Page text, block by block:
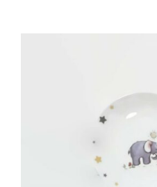
AJOUTER AU